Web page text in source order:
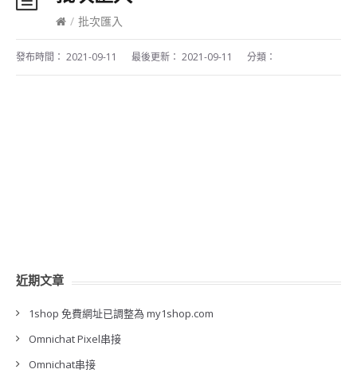
/ 批次匯入
發布時間： 2021-09-11 最後更新： 2021-09-11 分類：
近期文章
1shop 免費網址已調整為 my1shop.com
Omnichat Pixel串接
Omnichat串接